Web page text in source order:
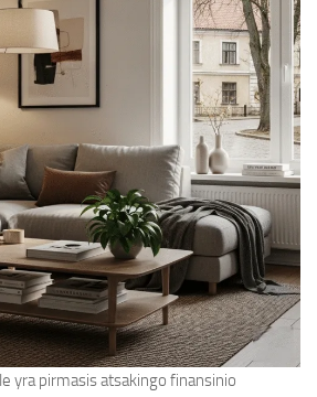
yra pirmasis atsakingo finansinio